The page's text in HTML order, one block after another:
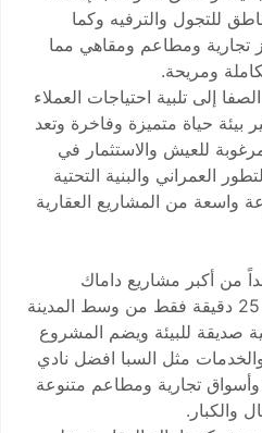
للتجول والترفيه وكما
تجارية ومطاعم ومقاهي مما
ومريحة.
إلى تلبية احتياجات العملاء
بيئة حياة متميزة وفاخرة وتعد
للعيش والاستثمار في
العمراني والبنية التحتية
واسعة من المشاريع العقارية
من أكبر مشاريع داماك
العقارية ويقع على بعد 25 دقيقة فقط من وسط المدينة
صديقة للبيئة ويضم المشروع
مثل السبا افضل نادي
تجارية ومطاعم متنوعة
والكبار.